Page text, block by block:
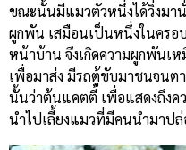
ขณะนั้นมีแมวตัวหนึ่งได้วิ่งมานั่
ผูกพัน เสมือนเป็นหนึ่งในครอบ
หน้าบ้าน จึงเกิดความผูกพันเ
เพื่อมาส่ง มีรถตู้ขับมาชนจนตา
นั้นว่าต้นแคตตี้ เพื่อแสดงถึงค
นำไปเลี้ยงแมวที่มีคนนำมาปล่